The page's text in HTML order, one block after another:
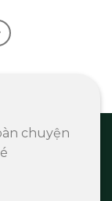
chuyện